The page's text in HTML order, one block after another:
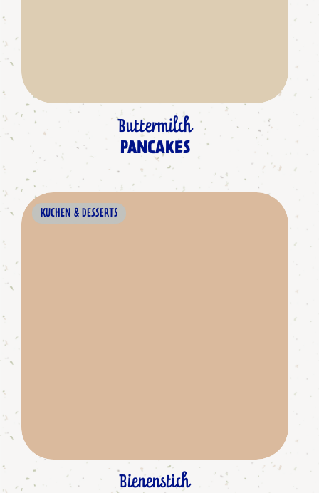
Buttermilch
PANCAKES
KUCHEN & DESSERTS
Bienenstich